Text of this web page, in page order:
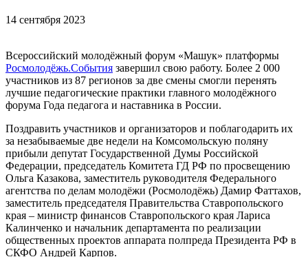
14 сентября 2023
Всероссийский молодёжный форум «Машук» платформы
Росмолодёжь.События завершил свою работу. Более 2 000
участников из 87 регионов за две смены смогли перенять
лучшие педагогические практики главного молодёжного
форума Года педагога и наставника в России.
Поздравить участников и организаторов и поблагодарить их
за незабываемые две недели на Комсомольскую поляну
прибыли депутат Государственной Думы Российской
Федерации, председатель Комитета ГД РФ по просвещению
Ольга Казакова, заместитель руководителя Федерального
агентства по делам молодёжи (Росмолодёжь) Дамир Фаттахов,
заместитель председателя Правительства Ставропольского
края – министр финансов Ставропольского края Лариса
Калинченко и начальник департамента по реализации
общественных проектов аппарата полпреда Президента РФ в
СКФО Андрей Карпов.